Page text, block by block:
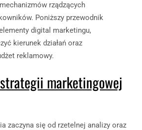
rządzących
Poniższy przewodnik
digital marketingu,
kierunek działań oraz
reklamowy.
marketingowej
zaczyna się od rzetelnej analizy oraz